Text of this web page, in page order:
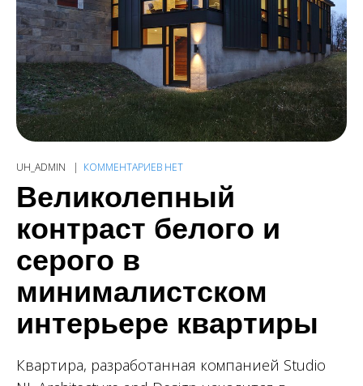
UH_ADMIN КОММЕНТАРИЕВ НЕТ
Великолепный
контраст белого и
серого в
минималистском
интерьере квартиры
Квартира, разработанная компанией Studio